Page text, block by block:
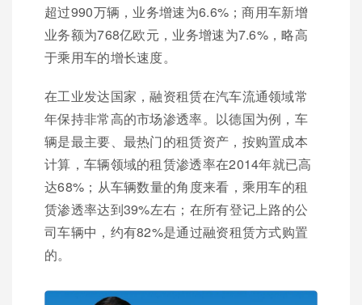
超过990万辆，业务增速为6.6%；商用车新增
业务额为768亿欧元，业务增速为7.6%，略高
于乘用车的增长速度。
在工业发达国家，融资租赁在汽车流通领域常
年保持非常高的市场渗透率。以德国为例，车
辆是最主要、最热门的租赁资产，按购置成本
计算，车辆领域的租赁渗透率在2014年就已高
达68%；从车辆数量的角度来看，乘用车的租
赁渗透率达到39%左右；在所有登记上路的公
司车辆中，约有82%是通过融资租赁方式购置
的。